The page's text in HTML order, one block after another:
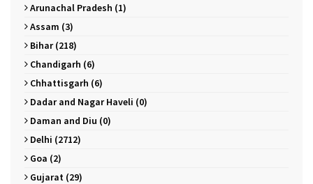
Arunachal Pradesh (1)
Assam (3)
Bihar (218)
Chandigarh (6)
Chhattisgarh (6)
Dadar and Nagar Haveli (0)
Daman and Diu (0)
Delhi (2712)
Goa (2)
Gujarat (29)